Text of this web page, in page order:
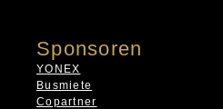
Sponsoren
YONEX
Busmiete
Copartner